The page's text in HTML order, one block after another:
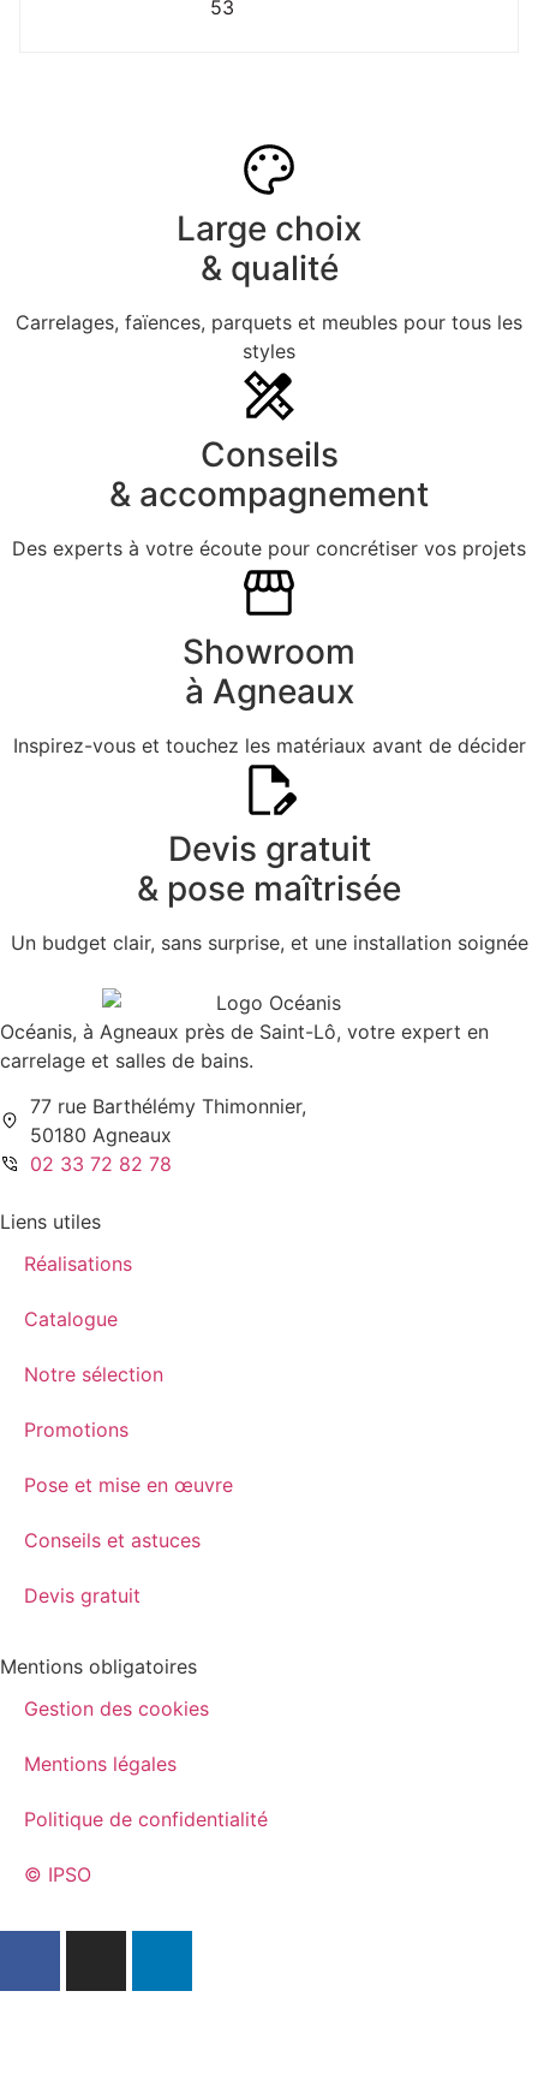
Large choix
& qualité
Carrelages, faïences, parquets et meubles pour tous les
styles
Conseils
& accompagnement
Des experts à votre écoute pour concrétiser vos projets
Showroom
à Agneaux
Inspirez-vous et touchez les matériaux avant de décider
Devis gratuit
& pose maîtrisée
Un budget clair, sans surprise, et une installation soignée
Océanis, à Agneaux près de Saint-Lô, votre expert en
carrelage et salles de bains.
77 rue Barthélémy Thimonnier,
50180 Agneaux
02 33 72 82 78
Liens utiles
Réalisations
Catalogue
Notre sélection
Promotions
Pose et mise en œuvre
Conseils et astuces
Devis gratuit
Mentions obligatoires
Gestion des cookies
Mentions légales
Politique de confidentialité
© IPSO